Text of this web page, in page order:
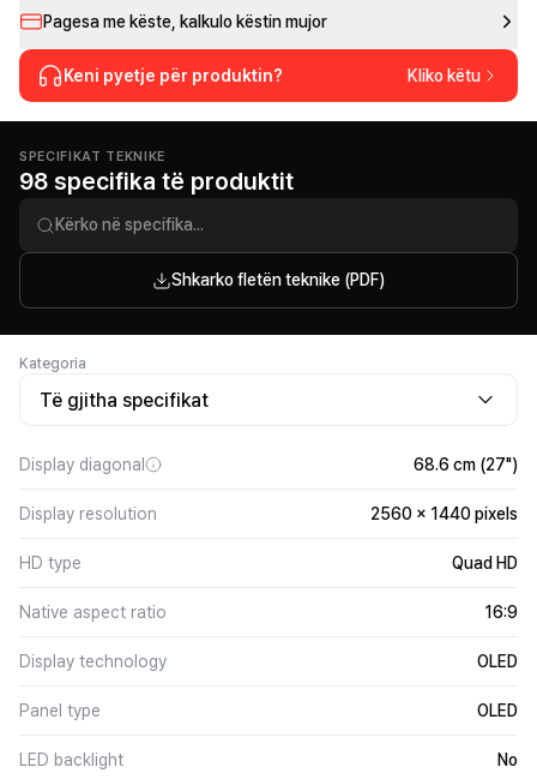
Pagesa me këste, kalkulo këstin mujor
Keni pyetje për produktin? Kliko këtu
SPECIFIKAT TEKNIKE
98 specifika të produktit
Shkarko fletën teknike (PDF)
Kategoria
Të gjitha specifikat
Display diagonal 68.6 cm (27")
Display resolution 2560 x 1440 pixels
HD type Quad HD
Native aspect ratio 16:9
Display technology OLED
Panel type OLED
LED backlight No